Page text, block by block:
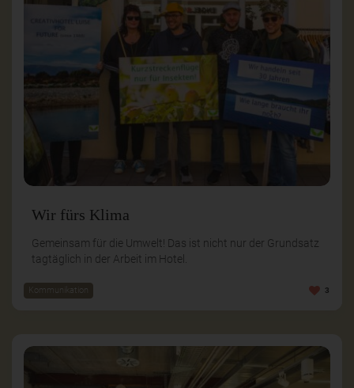
Wir fürs Klima
Gemeinsam für die Umwelt! Das ist nicht nur der Grundsatz
tagtäglich in der Arbeit im Hotel.
Kommunikation 3